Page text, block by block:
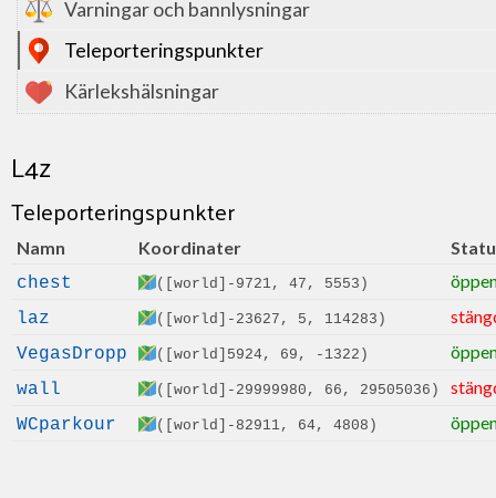
Varningar och bannlysningar
Teleporteringspunkter
Kärlekshälsningar
L4z
Teleporteringspunkter
Namn Koordinater
chest ([world]-9721, 47, 5553)
laz ([world]-23627, 5, 114283)
VegasDropp ([world]5924, 69, -1322)
wall ([world]-29999980, 66, 29505036)
WCparkour ([world]-82911, 64, 4808)